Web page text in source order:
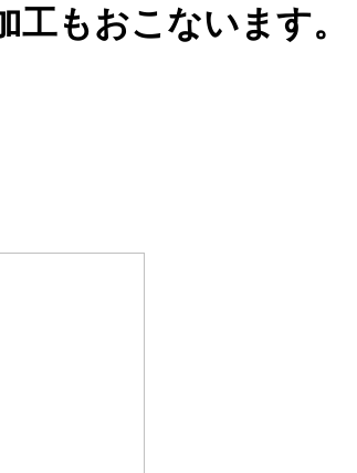
もおこないます。